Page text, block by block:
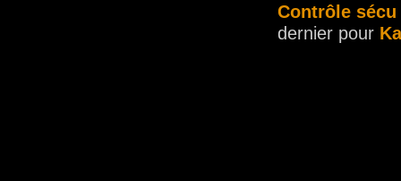
Contrôle sécu
dernier pour